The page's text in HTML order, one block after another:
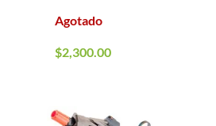
Agotado
$2,300.00